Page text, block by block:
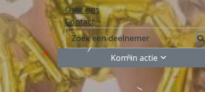
Over ons
Contact
Kom in actie